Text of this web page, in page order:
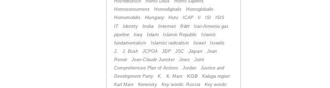
Hochdeutsch
Homo Deus
Homo sapiens
Homoconsumens
Homodigitalis
Homoglobalis
Homomobilis
Hungary Hutu ICAP II ISI
ISIS
IT
Identity India Internet Iran
Iran-Armenia gas
pipeline
Iraq Islam Islamic Republic
Islamic
fundamentalism
Islamist radicalism Israel
Israelis
J.
J. Bush JCPOA JDP JSC Japan
Jean
Renoir
Jean-Claude Juncker Jews
Joint
Comprehensive Plan of Actions
Jordan
Justice and
Development Party
K. K. Marx KGB
Kaluga region
Karl Marx
Kerensky Key words: Russia
Key words: